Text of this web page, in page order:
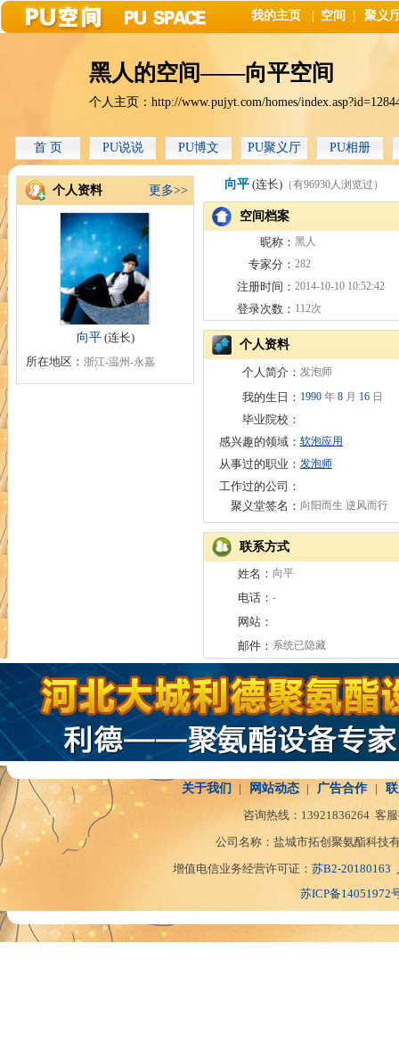
我的主页 空间 聚义
黑人的空间——向平空间
个人主页： http://www.pujyt.com/homes/
首 页 PU说说 PU博文 PU聚义厅 PU相册
个人资料 更多>>
向平(连长)
所在地区： 浙江-温州-永嘉
向平 (连长) （有96930人浏览过）
空间档案
昵称： 黑人
专家分： 282
注册时间： 2014-10-10 10:52:42
登录次数： 112次
个人资料
个人简介： 发泡师
我的生日： 1990 年 8 月 16 日
毕业院校：
感兴趣的领域： 软泡应用
从事过的职业： 发泡师
工作过的公司：
聚义堂签名： 向阳而生 逆风而行
联系方式
姓名： 向平
电话： -
网站：
邮件： 系统已隐藏
关于我们 | 网站动态 | 广告合作 |
咨询热线： 13921836264 客
公司名称：盐城市拓创聚氨酯科技
增值电信业务经营许可证： 苏B2-20180163
苏ICP备14051972